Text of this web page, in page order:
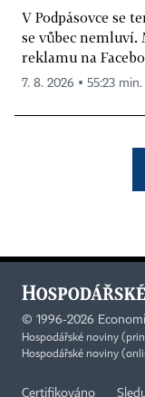
V Podpásovce se
se vůbec
reklamu na
7. 8. 2026 ▪ 55:23 min.
© 1996-2026
Hospodářské noviny
Hospodářské noviny
Certifikováno